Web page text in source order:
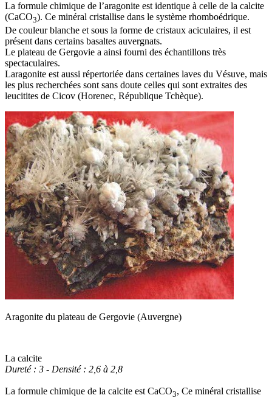
La formule chimique de l’aragonite est identique à celle de la calcite
(CaCO3). Ce minéral cristallise dans le système rhomboédrique.
De couleur blanche et sous la forme de cristaux aciculaires, il est
présent dans certains basaltes auvergnats.
Le plateau de Gergovie a ainsi fourni des échantillons très
spectaculaires.
Laragonite est aussi répertoriée dans certaines laves du Vésuve, mais
les plus recherchées sont sans doute celles qui sont extraites des
leucitites de Cicov (Horenec, République Tchèque).
Aragonite du plateau de Gergovie (Auvergne)
La calcite
Dureté : 3 - Densité : 2,6 à 2,8
La formule chimique de la calcite est CaCO3, Ce minéral cristallise